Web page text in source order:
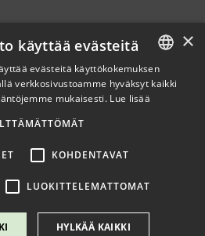
FINNISH
×
käyttää evästeitä
evästeitä käyttökokemuksen
verkkosivustoamme hyväksyt kaikki
mukaisesti. Lue lisää
KOHDENTAVAT
LUOKITTELEMATTOMAT
HYLKÄÄ KAIKKI